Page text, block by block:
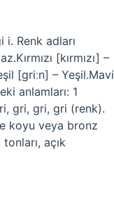
Renk adları
[kırmızı] –
[ɡriːn] – Yeşil.Mavi
anlamları: 1
gri, gri, gri (renk).
koyu veya bronz
açık